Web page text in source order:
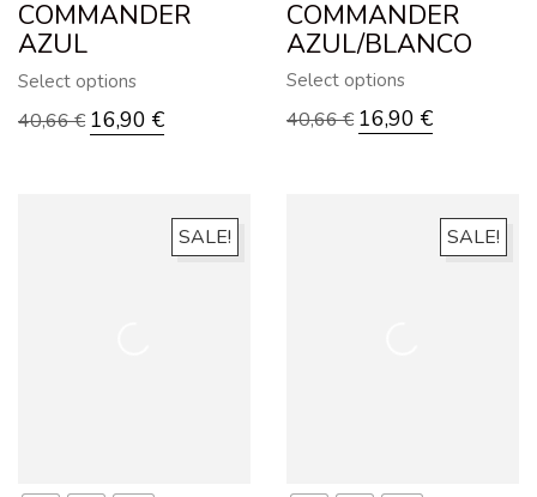
COMMANDER
AZUL
Select options
40,66€ 16,90 €
COMMANDER
AZUL/BLANCO
Select options
40,66€ 16,90 €
SALE! SALE!